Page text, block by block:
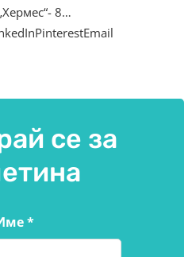
8…
се за
*